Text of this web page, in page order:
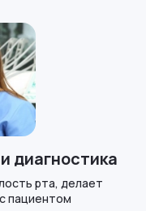
диагностика
рта, делает
пациентом